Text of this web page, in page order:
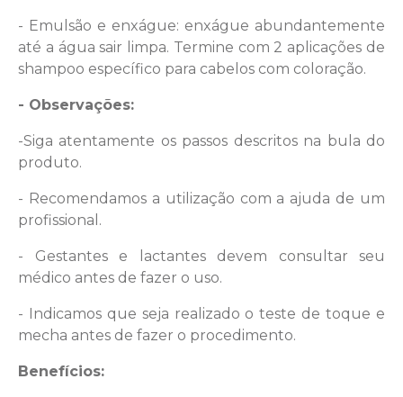
- Emulsão e enxágue: enxágue abundantemente
até a água sair limpa. Termine com 2 aplicações de
shampoo específico para cabelos com coloração.
- Observações:
-Siga atentamente os passos descritos na bula do
produto.
- Recomendamos a utilização com a ajuda de um
profissional.
- Gestantes e lactantes devem consultar seu
médico antes de fazer o uso.
- Indicamos que seja realizado o teste de toque e
mecha antes de fazer o procedimento.
Benefícios: